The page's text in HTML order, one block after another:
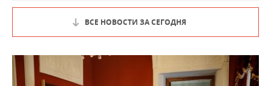
ВСЕ НОВОСТИ ЗА СЕГОДНЯ